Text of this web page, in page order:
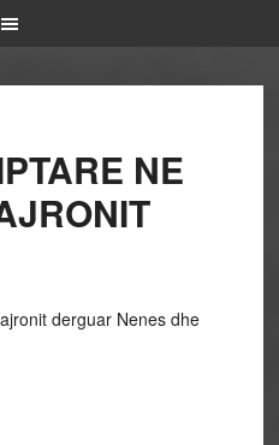
NE
derguar Nenes dhe